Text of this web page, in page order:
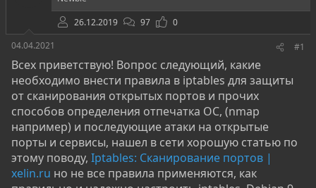
ы
ч
а
л
26.12.2019
97
0
04.04.2021
#1
Всех приветствую! Вопрос следующий, какие
необходимо внести правила в iptables для защиты
от сканирования открытых портов и прочих
способов определения отпечатка ОС, (nmap
например) и последующие атаки на открытые
порты и сервисы, нашел в сети хорошую статью по
этому поводу, Iptables: Сканирование портов |
xelin.ru но не все правила применяются, как